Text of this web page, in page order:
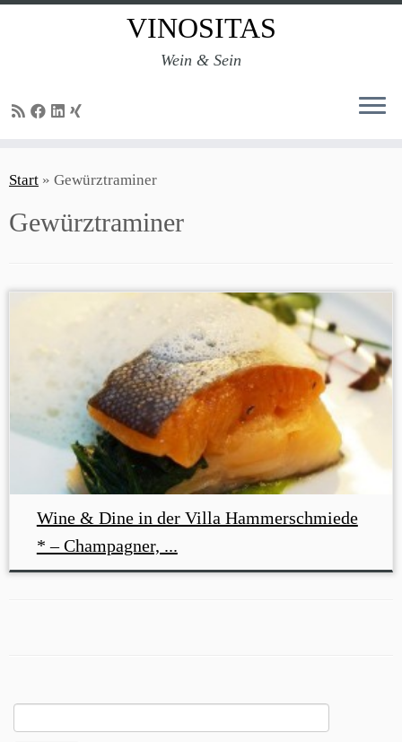
Inhalt
VINOSITAS
Wein & Sein
Start » Gewürztraminer
Gewürztraminer
Wine & Dine in der Villa Hammerschmiede
* – Champagner, ...
nach: